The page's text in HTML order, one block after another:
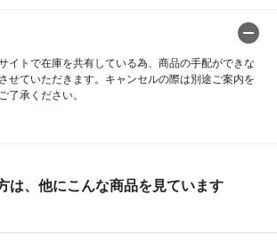
イトで在庫を共有している為、商品の手配ができな
せていただきます。キャンセルの際は別途ご案内を
了承ください。
は、他にこんな商品を見ています